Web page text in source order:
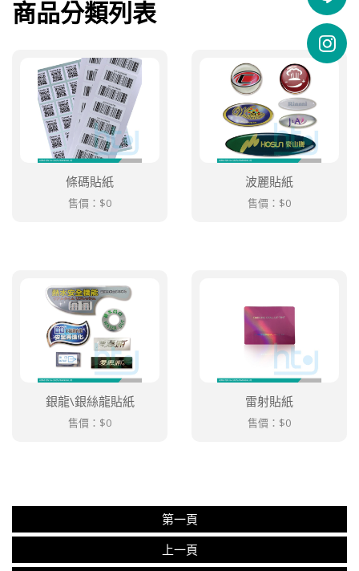
商品分類列表
條碼貼紙
售價： $0
波麗貼紙
售價： $0
銀龍\銀絲龍貼紙
售價： $0
雷射貼紙
售價： $0
第一頁
上一頁